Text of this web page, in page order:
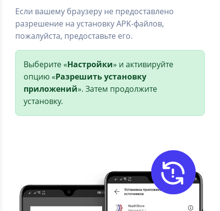
Если вашему браузеру не предоставлено
разрешение на установку APK-файлов,
пожалуйста, предоставьте его.
Выберите «Настройки» и активируйте
опцию «Разрешить установку
приложений». Затем продолжите
установку.